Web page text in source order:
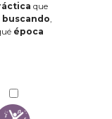
que
buscando,
época